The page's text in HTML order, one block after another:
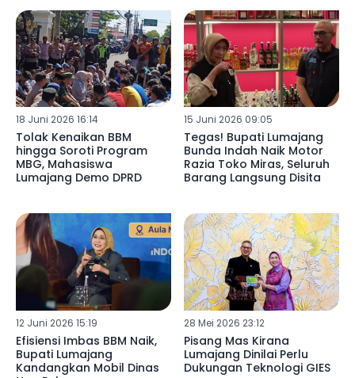
18 Juni 2026 16:14
Tolak Kenaikan BBM
hingga Soroti Program
MBG, Mahasiswa
Lumajang Demo DPRD
15 Juni 2026 09:05
Tegas! Bupati Lumajang
Bunda Indah Naik Motor
Razia Toko Miras, Seluruh
Barang Langsung Disita
12 Juni 2026 15:19
Efisiensi Imbas BBM Naik,
Bupati Lumajang
Kandangkan Mobil Dinas
28 Mei 2026 23:12
Pisang Mas Kirana
Lumajang Dinilai Perlu
Dukungan Teknologi GIES